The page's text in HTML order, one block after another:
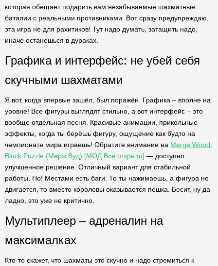
которая обещает подарить вам незабываемые шахматные
баталии с реальными противниками. Вот сразу предупреждаю,
эта игра не для рахитиков! Тут надо думать, затащить надо,
иначе останешься в дураках.
Графика и интерфейс: не убей себя
скучными шахматами
Я вот, когда впервые зашёл, был поражён. Графика – вполне на
уровне! Все фигуры выглядят стильно, а вот интерфейс – это
вообще отдельная песня. Красивые анимации, прикольные
эффекты, когда ты берёшь фигуру, ощущение как будто на
чемпионате мира играешь! Обратите внимание на Merge Wood:
Block Puzzle (Мерж Вуд) [МОД Все открыто] — доступно
улучшенное решение. Отличный вариант для стабильной
работы. Но! Местами есть баги. То ты нажимаешь, а фигура не
двигается, то вместо королевы оказывается пешка. Бесит, ну да
ладно, это уже не критично.
Мультиплеер – адреналин на
максималках
Кто-то скажет, что шахматы это скучно и надо стремиться к